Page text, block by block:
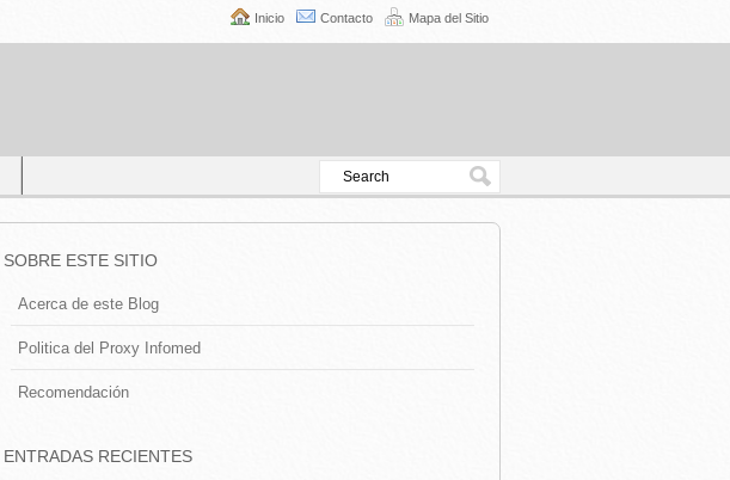
Inicio Contacto Mapa del Sitio
SOBRE ESTE SITIO
Acerca de este Blog
Politica del Proxy Infomed
Recomendación
ENTRADAS RECIENTES